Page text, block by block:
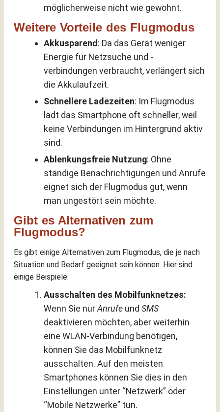
möglicherweise nicht wie gewohnt.
Weitere Vorteile des Flugmodus
Akkusparend: Da das Gerät weniger
Energie für Netzsuche und -
verbindungen verbraucht, verlängert sich
die Akkulaufzeit.
Schnellere Ladezeiten: Im Flugmodus
lädt das Smartphone oft schneller, weil
keine Verbindungen im Hintergrund aktiv
sind.
Ablenkungsfreie Nutzung: Ohne
ständige Benachrichtigungen und Anrufe
eignet sich der Flugmodus gut, wenn
man ungestört sein möchte.
Gibt es Alternativen zum
Flugmodus?
Es gibt einige Alternativen zum Flugmodus, die je nach
Situation und Bedarf geeignet sein können. Hier sind
einige Beispiele:
Ausschalten des Mobilfunknetzes:
Wenn Sie nurAnrufe undSMS
deaktivieren möchten, aber weiterhin
eine WLAN-Verbindung benötigen,
können Sie das Mobilfunknetz
ausschalten. Auf den meisten
Smartphones können Sie dies in den
Einstellungen unter “Netzwerk” oder
“Mobile Netzwerke” tun.